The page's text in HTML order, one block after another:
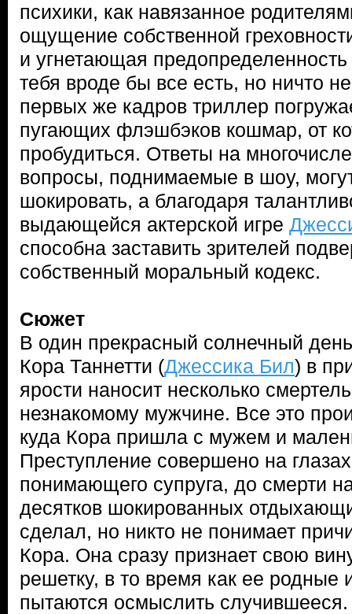
психики, как навязанное
ощущение собственной
и угнетающая предопределенность
тебя вроде бы все есть, но ничто
первых же кадров триллер
пугающих флэшбэков кошмар, от
пробудиться. Ответы на
вопросы, поднимаемые в шоу,
шокировать, а благодаря
выдающейся актерской игре
способна заставить зрителей
собственный моральный кодекс.
Сюжет
В один прекрасный солнечный
Кора Таннетти (Джессика Бил) в
ярости наносит несколько
незнакомому мужчине. Все это
куда Кора пришла с мужем и
Преступление совершено на
понимающего супруга, до смерти
десятков шокированных
сделал, но никто не понимает
Кора. Она сразу признает свою
решетку, в то время как ее родные
пытаются осмыслить